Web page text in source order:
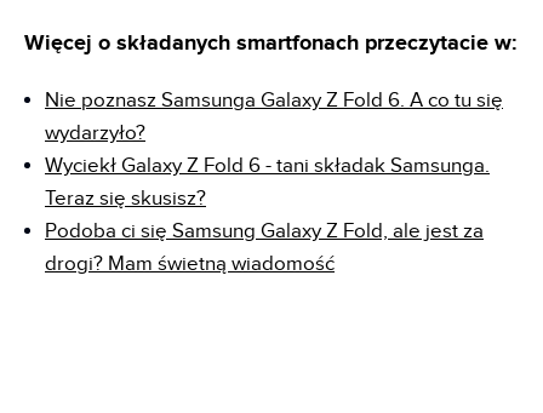
Więcej o składanych smartfonach przeczytacie w:
Nie poznasz Samsunga Galaxy Z Fold 6. A co tu się
wydarzyło?
Wyciekł Galaxy Z Fold 6 - tani składak Samsunga.
Teraz się skusisz?
Podoba ci się Samsung Galaxy Z Fold, ale jest za
drogi? Mam świetną wiadomość